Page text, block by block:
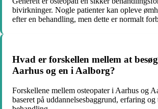
bivirkninger. Nogle patienter kan opleve
efter en behandling, men dette er normalt
Hvad er forskellen mellem at
Aarhus og en i Aalborg?
Forskellene mellem osteopater i Aarhus og
baseret på uddannelsesbaggrund, erfaring